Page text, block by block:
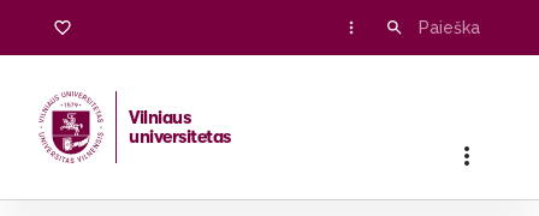
Vilniaus
universitetas